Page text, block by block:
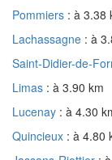
Pommiers : à 3.38
Lachassagne : à
Saint-Didier-de-
Limas : à 3.90 km
Lucenay : à 4.30
Quincieux : à 4.80